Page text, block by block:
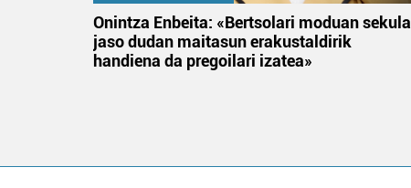
Onintza Enbeita: «Bertsolari moduan sekula
jaso dudan maitasun erakustaldirik
handiena da pregoilari izatea»